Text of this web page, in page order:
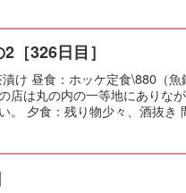
［326日目］
け 昼食：ホッケ定食\880（
は丸の内の一等地にありな
。 夕食：残り物少々、酒抜き